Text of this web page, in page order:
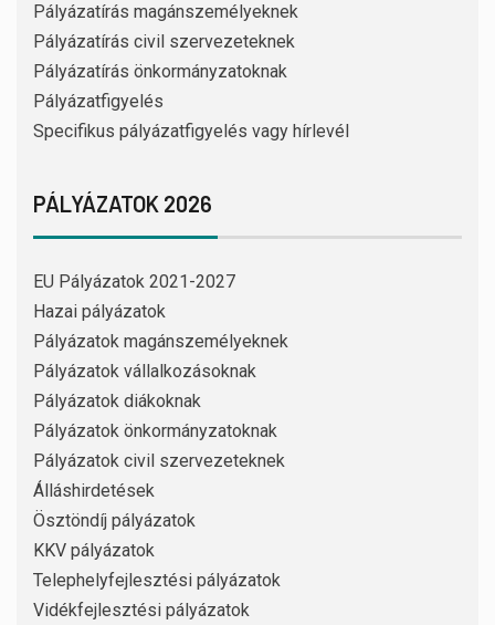
Pályázatírás magánszemélyeknek
Pályázatírás civil szervezeteknek
Pályázatírás önkormányzatoknak
Pályázatfigyelés
Specifikus pályázatfigyelés vagy hírlevél
PÁLYÁZATOK 2026
EU Pályázatok 2021-2027
Hazai pályázatok
Pályázatok magánszemélyeknek
Pályázatok vállalkozásoknak
Pályázatok diákoknak
Pályázatok önkormányzatoknak
Pályázatok civil szervezeteknek
Álláshirdetések
Ösztöndíj pályázatok
KKV pályázatok
Telephelyfejlesztési pályázatok
Vidékfejlesztési pályázatok